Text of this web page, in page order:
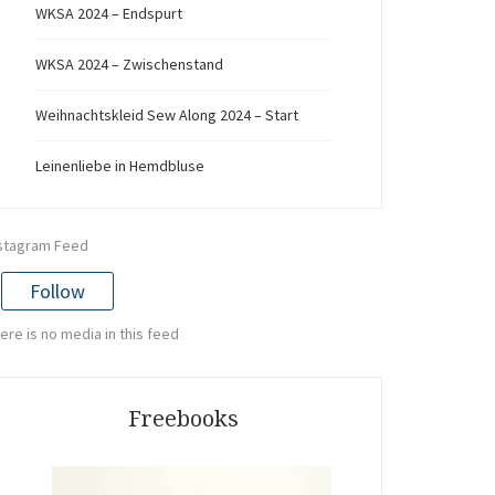
WKSA 2024 – Endspurt
WKSA 2024 – Zwischenstand
Weihnachtskleid Sew Along 2024 – Start
Leinenliebe in Hemdbluse
Feed
Follow
is no media in this feed
Freebooks